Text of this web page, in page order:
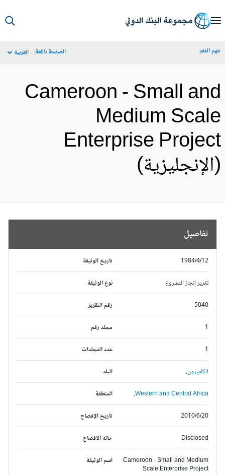
الفقر الصفحة باللغة: العربية
Cameroon - Small
Medium
Enterprise
تفاصيل
تاريخ الوثيقة 1984/4/12
نوع الوثيقة تقرير إنجاز المشروع
رقم التقرير 5040
مجلد رقم
عدد المجلدات
البلد الكاميرون,
المنطقة Western and Central Africa,
تاريخ الإفصاح 2010/6/20
حالة الافصاح Disclosed
اسم الوثيقة
Cameroon - Small and Medium
Scale Enterprise Project